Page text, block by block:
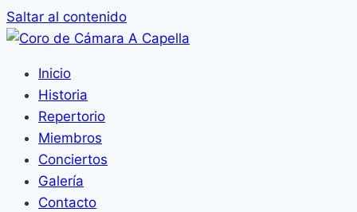
Saltar al contenido
Inicio
Historia
Repertorio
Miembros
Conciertos
Galería
Contacto